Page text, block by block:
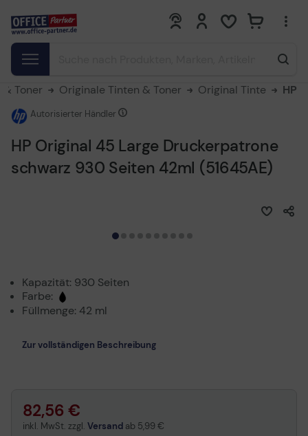
0 0
Toner Originale Tinten & Toner Original Tinte HP
HP Original 45 Large Druckerpatrone
schwarz 930 Seiten 42ml (51645AE)
Autorisierter Händler
Kapazität: 930 Seiten
Farbe:
Füllmenge: 42 ml
Zur vollständigen Beschreibung
82,56 €
inkl. MwSt. zzgl. Versand ab 5,99 €